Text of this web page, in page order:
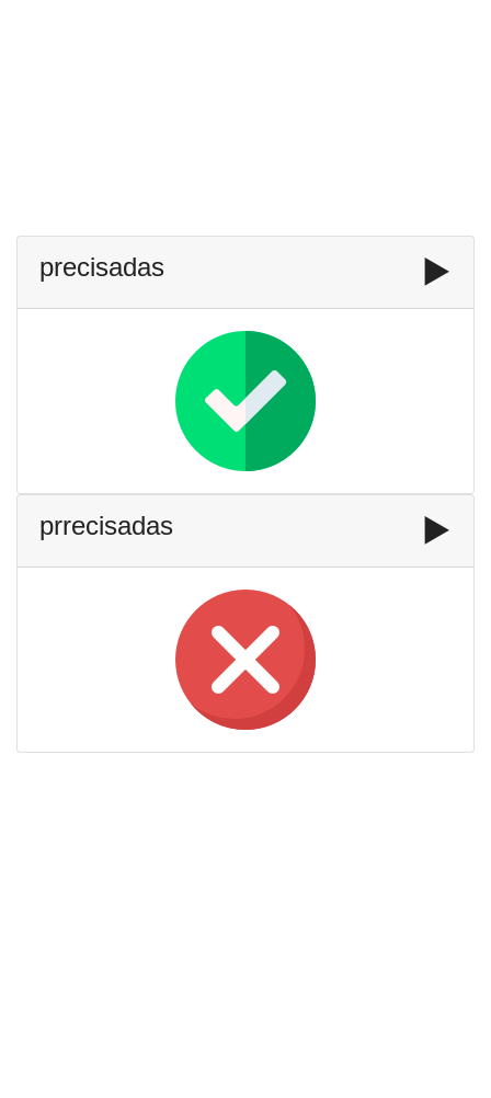
precisadas ▶️
prrecisadas ▶️